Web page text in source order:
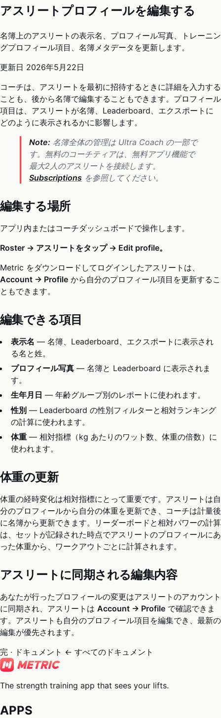
アスリートプロフィールを編集する
名簿上のアスリートの表示名、プロフィール写真、トレーニン
グプロフィール項目、名簿メタデータを更新します。
更新日 2026年5月22日
コーチは、アスリートを最初に招待するときに詳細を入力する
ことも、後から名簿で編集することもできます。プロフィール
項目は、アスリートが名簿、Leaderboard、エクスポートに
どのように表示されるかに影響します。
Note: 名簿全体の管理は Ultra Coach の一部で
す。無料のコーチティアは、無料アプリ機能で
最大2人のアスリートを接続します。
Subscriptions を参照してください。
編集する場所
アプリ内またはコーチダッシュボードで操作します。
Roster → アスリートをタップ → Edit profile。
Metric をダウンロードしてログインしたアスリートは、
Account → Profile から自分のプロフィール項目を更新するこ
ともできます。
編集できる項目
表示名 — 名簿、Leaderboard、エクスポートに表示され
る名と姓。
プロフィール写真 — 名簿と Leaderboard に表示されま
す。
生年月日 — 年齢グループ別のレポートに使われます。
性別 — Leaderboard の性別フィルターと相対ランキング
の計算に使われます。
体重 — 相対指標（kg あたりのワット数、体重の倍数）に
使われます。
体重の更新
体重の経時変化は相対指標にとって重要です。アスリートは自
分のプロフィールから自分の体重を更新でき、コーチは計量後
に名簿から更新できます。リーダーボードと相対パワーの計算
は、セットが記録された時点でアスリートのプロフィールにあ
った体重から、ワークアウトごとに計算されます。
アスリートに同期される編集内容
あなたが行ったプロフィールの変更はアスリートのアカウント
に同期され、アスリートは Account → Profile で確認できま
す。アスリートも自分のプロフィール項目を編集でき、最新の
編集が優先されます。
完 · ドキュメント ← すべてのドキュメント
The strength training app that sees your lifts.
APPS